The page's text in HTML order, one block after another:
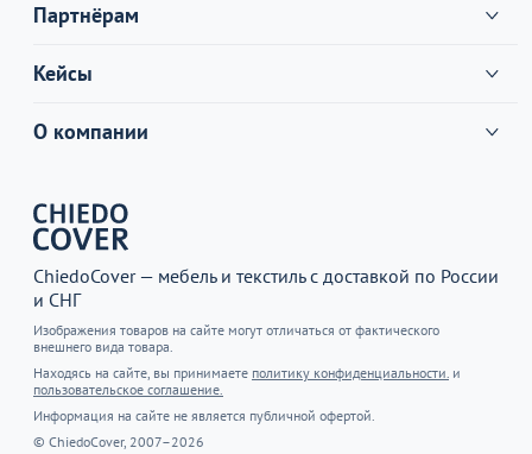
Партнёрам
Кейсы
О компании
ChiedoCover — мебель и текстиль с доставкой по России
и СНГ
Изображения товаров на сайте могут отличаться от фактического
внешнего вида товара.
Находясь на сайте, вы принимаете политику конфиденциальности. и
пользовательское соглашение.
Информация на сайте не является публичной офертой.
© ChiedoCover, 2007–2026